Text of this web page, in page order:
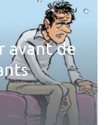
avant de